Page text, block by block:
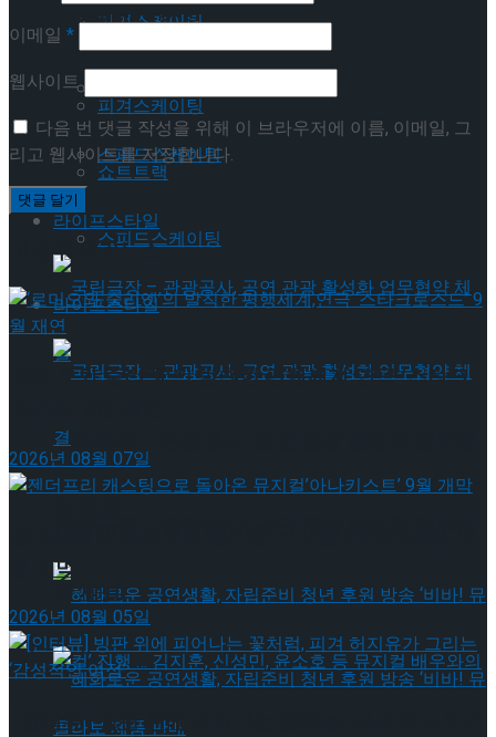
피겨스케이팅
스피드스케이팅
라이프스타일
국립극장 – 관광공사, 공연 관광 활성화 업무협
Trending Tags
피겨스케이팅
쇼트트랙
스피드스케이팅
라이프스타일
약 체결
이메일 *
웹사이트
다음 번 댓글 작성을 위해 이 브라우저에 이름, 이메일, 그
리고 웹사이트를 저장합니다.
이번주 인기뉴스
‘로미오와 줄리엣’의 발칙한 평행세계,연극 ‘스타크
2026년 08월 07일
월 개막
2026년 08월 05일
[인터뷰] 빙판 위에 피어나는 꽃처럼, 피겨 허지유가